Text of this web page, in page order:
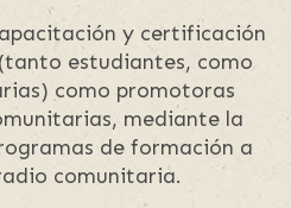
y certificación
estudiantes, como
como promotoras
mediante la
de formación a
comunitaria.